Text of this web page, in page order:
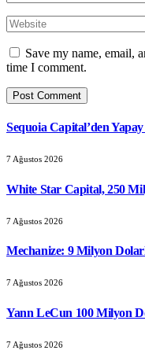
Save my name, email,
time I comment.
Sequoia Capital’den
7 Ağustos 2026
White Star Capital, 250
7 Ağustos 2026
Mechanize: 9 Milyon
7 Ağustos 2026
Yann LeCun 100 Milyon
7 Ağustos 2026